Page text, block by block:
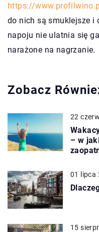
https://
do nich są smuklejsze i
napoju nie ulatnia się
narażone na nagrzanie.
Zobacz
22
– w
01 lipca
15